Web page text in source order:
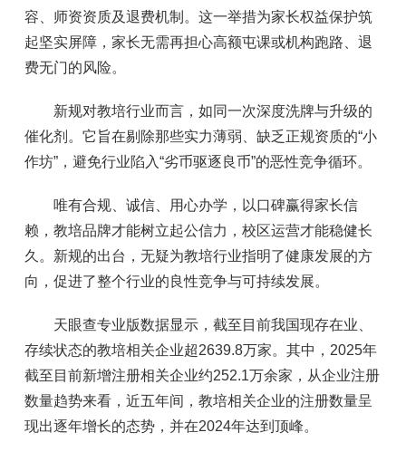
容、师资资质及退费机制。这一举措为家长权益保护筑
起坚实屏障，家长无需再担心高额屯课或机构跑路、退
费无门的风险。
新规对教培行业而言，如同一次深度洗牌与升级的
催化剂。它旨在剔除那些实力薄弱、缺乏正规资质的“小
作坊”，避免行业陷入“劣币驱逐良币”的恶性竞争循环。
唯有合规、诚信、用心办学，以口碑赢得家长信
赖，教培品牌才能树立起公信力，校区运营才能稳健长
久。新规的出台，无疑为教培行业指明了健康发展的方
向，促进了整个行业的良性竞争与可持续发展。
天眼查专业版数据显示，截至目前我国现存在业、
存续状态的教培相关企业超2639.8万家。其中，2025年
截至目前新增注册相关企业约252.1万余家，从企业注册
数量趋势来看，近五年间，教培相关企业的注册数量呈
现出逐年增长的态势，并在2024年达到顶峰。